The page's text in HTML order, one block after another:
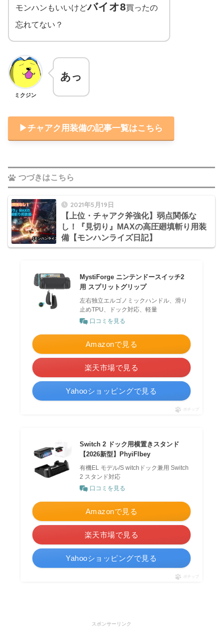
モンハンもいいけどバイオ8買ったの
忘れてない？
ミクジン
あっ
▶︎チャアク用装備の記事一覧はこちら
つづきはこちら
2021年5月19日
【上位・チャアク斧強化】弱点関係な
し！『見切り』MAXの高圧廻填斬り用装
備【モンハンライズ日記】
MystiForge ニンテンドースイッチ2
用 スプリットグリップ
左右独立エルゴノミックハンドル、滑り
止めTPU、ドック対応、軽量
口コミを見る
Amazonで見る
楽天市場で見る
Yahooショッピングで見る
ポチップ
Switch 2 ドック用横置きスタンド
【2026新型】PhyiFlbey
有機EL モデル/S witchドック兼用 Switch
2 スタンド対応
口コミを見る
Amazonで見る
楽天市場で見る
Yahooショッピングで見る
ポチップ
スポンサーリンク